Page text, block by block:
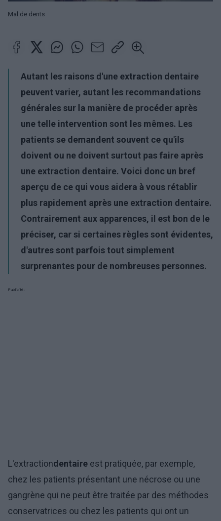
Mal de dents
Autant les raisons d'une extraction dentaire
peuvent varier, autant les recommandations
générales sur la manière de procéder après
une telle intervention sont les mêmes. Les
patients se demandent souvent ce qu'ils
doivent ou ne doivent surtout pas faire après
une extraction dentaire. Voici donc un bref
aperçu de ce qui vous aidera à vous rétablir
plus rapidement après une extraction dentaire.
Contrairement aux apparences, il est bon de le
préciser, car si certaines règles sont évidentes,
d'autres sont parfois tout simplement
surprenantes pour de nombreuses personnes.
Publicité:
L'extractiondentaire est pratiquée, par exemple,
chez les patients présentant une nécrose ou une
gangrène qui ne peut être traitée par des méthodes
conservatrices ou chez les patients qui ont un